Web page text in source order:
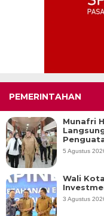
PEMERINTAHAN
Munafri
5 Agustus
Wali
3 Agustus